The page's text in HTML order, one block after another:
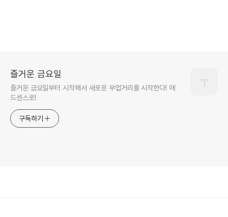
즐거운 금요일
즐거운 금요일부터 시작해서 새로운 부업거리를 시작한다! 애
드센스로!
구독하기